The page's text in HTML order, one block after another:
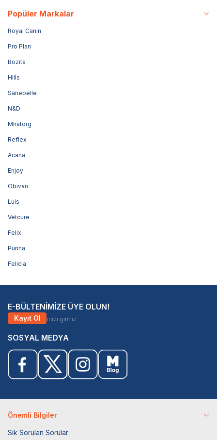
Popüler Markalar
Royal Canin
Pro Plan
Bozita
Hills
Sanebelle
N&D
Miratorg
Reflex
Acana
Enjoy
Obivan
Luis
Vetcure
Felix
Purina
Felicia
E-BÜLTENİMİZE ÜYE OLUN!
Kayıt Ol
SOSYAL MEDYA
Önemli Bilgiler
Sık Sorulan Sorular